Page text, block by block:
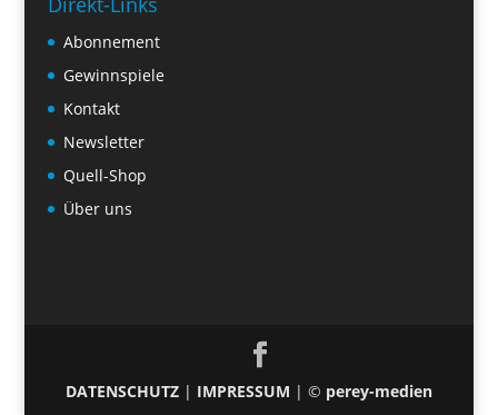
Abonnement
Gewinnspiele
Kontakt
Newsletter
Quell-Shop
Über uns
DATENSCHUTZ| IMPRESSUM | © perey-medien